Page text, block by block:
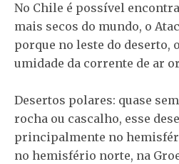
No Chile é possível
mais secos do mundo, o
porque no leste do deserto,
umidade da corrente de ar
Desertos polares: quase
rocha ou cascalho, esse
principalmente no
no hemisfério norte, na